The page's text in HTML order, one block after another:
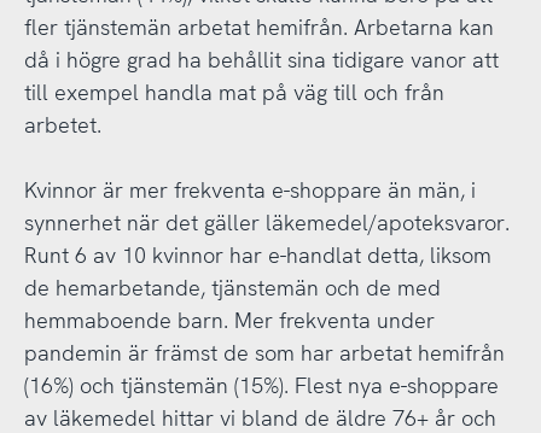
fler tjänstemän arbetat hemifrån. Arbetarna kan
då i högre grad ha behållit sina tidigare vanor att
till exempel handla mat på väg till och från
arbetet.
Kvinnor är mer frekventa e-shoppare än män, i
synnerhet när det gäller läkemedel/apoteksvaror.
Runt 6 av 10 kvinnor har e-handlat detta, liksom
de hemarbetande, tjänstemän och de med
hemmaboende barn. Mer frekventa under
pandemin är främst de som har arbetat hemifrån
(16%) och tjänstemän (15%). Flest nya e-shoppare
av läkemedel hittar vi bland de äldre 76+ år och